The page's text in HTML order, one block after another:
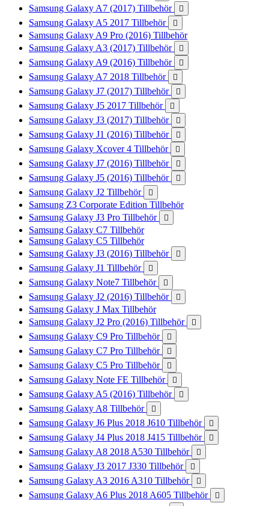
Samsung Galaxy A7 (2017) Tillbehör 
Samsung Galaxy A5 2017 Tillbehör 
Samsung Galaxy A9 Pro (2016) Tillbehör
Samsung Galaxy A3 (2017) Tillbehör

Samsung Galaxy A9 (2016) Tillbehör 
Samsung Galaxy A7 2018 Tillbehör 
Samsung Galaxy J7 (2017) Tillbehör 
Samsung Galaxy J5 2017 Tillbehör 
Samsung Galaxy J3 (2017) Tillbehör 
Samsung Galaxy J1 (2016) Tillbehör 
Samsung Galaxy Xcover 4 Tillbehör 
Samsung Galaxy J7 (2016) Tillbehör 
Samsung Galaxy J5 (2016) Tillbehör 
Samsung Galaxy J2 Tillbehör 
Samsung Z3 Corporate Edition Tillbehör
Samsung Galaxy J3 Pro Tillbehör

Samsung Galaxy C7 Tillbehör
Samsung Galaxy C5 Tillbehör
Samsung Galaxy J3 (2016) Tillbehör

Samsung Galaxy J1 Tillbehör 
Samsung Galaxy Note7 Tillbehör 
Samsung Galaxy J2 (2016) Tillbehör 
Samsung Galaxy J Max Tillbehör
Samsung Galaxy J2 Pro (2016) Tillbehör

Samsung Galaxy C9 Pro Tillbehör 
Samsung Galaxy C7 Pro Tillbehör 
Samsung Galaxy C5 Pro Tillbehör 
Samsung Galaxy Note FE Tillbehör 
Samsung Galaxy A5 (2016) Tillbehör 
Samsung Galaxy A8 Tillbehör 
Samsung Galaxy J6 Plus 2018 J610 Tillbehör 
Samsung Galaxy J4 Plus 2018 J415 Tillbehör 
Samsung Galaxy A8 2018 A530 Tillbehör 
Samsung Galaxy J3 2017 J330 Tillbehör 
Samsung Galaxy A3 2016 A310 Tillbehör 
Samsung Galaxy A6 Plus 2018 A605 Tillbehör 